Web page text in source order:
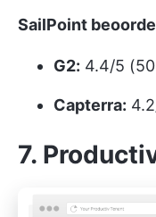
SailPoint
G2: 4.4/5
Capterra:
7.